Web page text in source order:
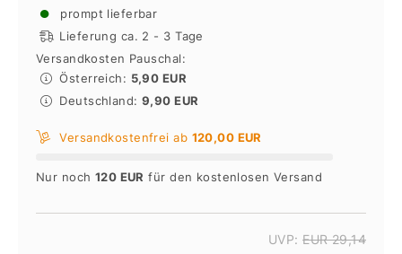
●
prompt lieferbar
Lieferung ca. 2 - 3 Tage
Versandkosten Pauschal:
Österreich: 5,90 EUR
Deutschland:9,90 EUR
Versandkostenfrei ab 120,00 EUR
Nur noch 120 EUR für den kostenlosen Versand
UVP:EUR 29,14